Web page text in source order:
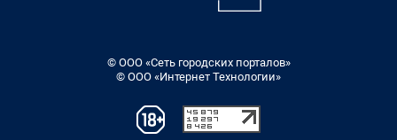
© ООО «Сеть городских порталов»
© ООО «Интернет Технологии»